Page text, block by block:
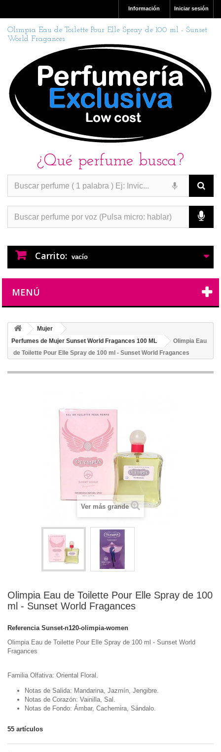
Iniciar sesión
Información
Olimpia Eau de Toilette Pour Elle Spray de 100 ml - Sunset
World Fragances
¿Qué perfume busca?
Carrito: vacío
MENÚ
Mujer
Perfumes de Mujer Sunset World Fragances 100 ML
Olimpia Eau
de Toilette Pour Elle Spray de 100 ml - Sunset World Fragances
Ver más grande
Olimpia Eau de Toilette Pour Elle Spray de 100
ml - Sunset World Fragances
Referencia Sunset-n120-olimpia-women
Olimpia Eau de Toilette Pour Elle Spray de 100 ml - Sunset World
Fragances
Familia Olfativa: Oriental Floral.
Notas de Salida: Mandarina, Jazmín, Jengibre.
Notas de Corazón: Vainilla, Sal.
Notas de Fondo: Ámbar, Cachemira, Sándalo.
55 artículos